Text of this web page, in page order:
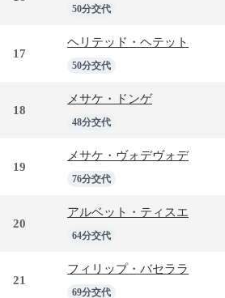
50分交代
17
ヘリテッド・ヘテット
50分交代
18
メサケ・ドンゲ
48分交代
19
メサケ・ヴォデヴォデ
76分交代
20
アルベット・ティスエ
64分交代
21
フィリップ・バセララ
69分交代